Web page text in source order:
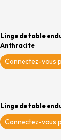
Linge de table
Anthracite
Connectez-vous
Linge de table
Connectez-vous